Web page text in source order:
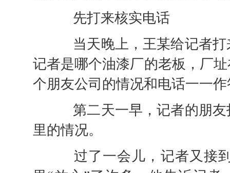
先打来核实电话
当天晚上，王某给记者打
记者是哪个油漆厂的老板，厂
个朋友公司的情况和电话一一
第二天一早，记者的朋友
里的情况。
过了一会儿，记者又接到